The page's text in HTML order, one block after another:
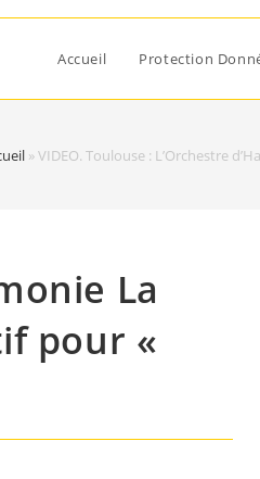
Accueil Protection
»VIDEO. Toulouse : L’Orchestre
La
pour «